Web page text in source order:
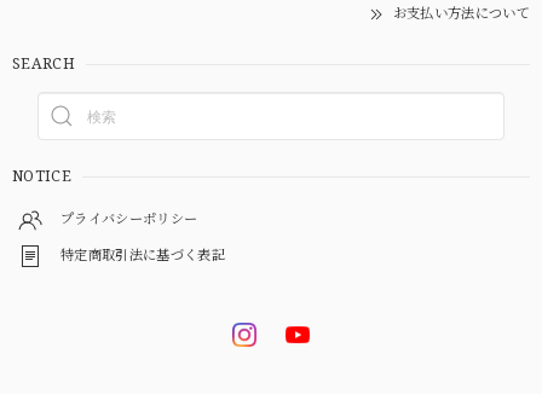
お支払い方法について
SEARCH
NOTICE
プライバシーポリシー
特定商取引法に基づく表記